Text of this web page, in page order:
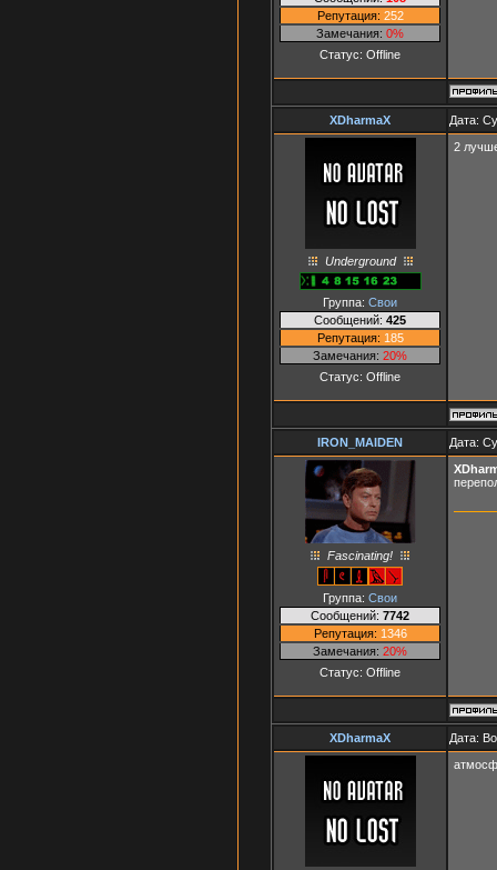
Репутация: 252
Замечания: 0%
Статус: Offline
XDharmaX Дата:
Underground
Группа: Свои
Сообщений: 425
Репутация: 185
Замечания: 20%
Статус: Offline
2
IRON_MAIDEN Дата:
Fascinating!
Группа: Свои
Сообщений: 7742
Репутация: 1346
Замечания: 20%
Статус: Offline
XDharmaX Дата: